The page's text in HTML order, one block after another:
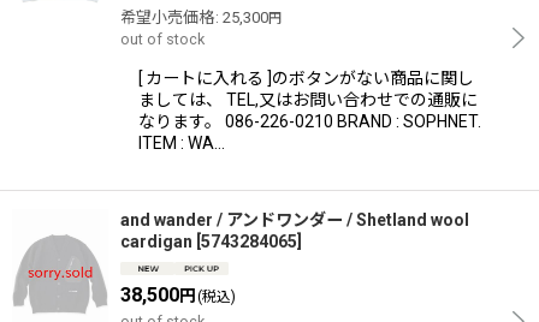
希望小売価格: 25,300円
out of stock
[ カートに入れる ]のボタンがない商品に関し
ましては、 TEL,又はお問い合わせでの通販に
なります。 086-226-0210 BRAND : SOPHNET.
ITEM : WA…
and wander / アンドワンダー / Shetland wool
cardigan 5743284065
38,500円 (税込)